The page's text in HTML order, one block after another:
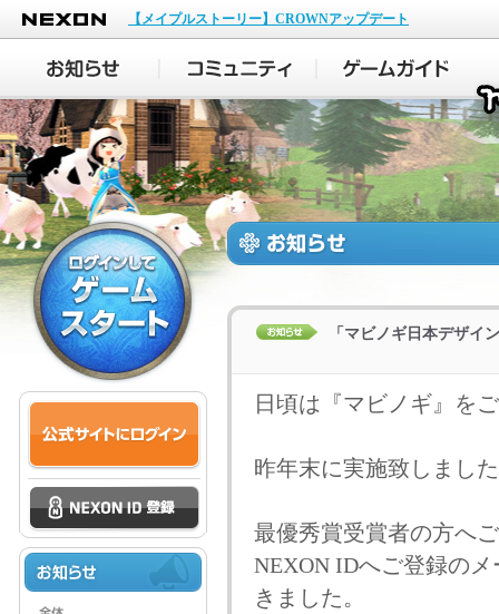
NEXON
【メイプルストーリー】CROWNアップデート
「マビノギ日本デザイ
日頃は『マビノギ』を
昨年末に実施致しまし
最優秀賞受賞者の方へ
NEXON IDへご登録の
きました。